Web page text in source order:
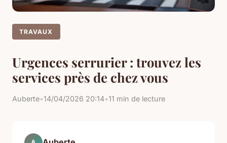
TRAVAUX
Urgences serrurier : trouvez les
services près de chez vous
Auberte•14/04/2026 20:14•11 min de lecture